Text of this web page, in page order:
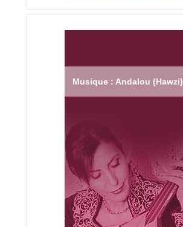
Musique : Andalou (Hawzi)